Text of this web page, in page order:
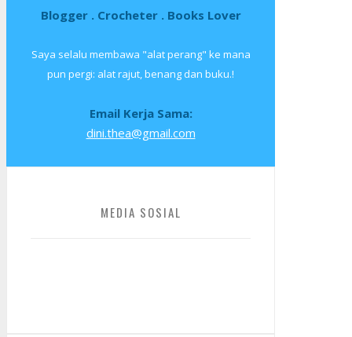
Blogger . Crocheter . Books Lover
Saya selalu membawa "alat perang" ke mana
pun pergi: alat rajut, benang dan buku.!
Email Kerja Sama:
dini.thea@gmail.com
MEDIA SOSIAL